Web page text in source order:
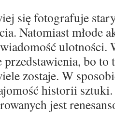
się fotografuje
Natomiast młode
ulotności.
bo to
zostaje. W
historii
jest